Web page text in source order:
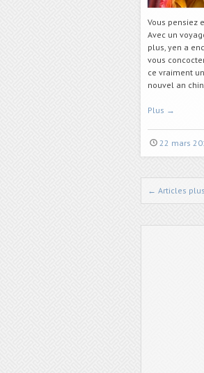
Vous pensiez
Avec un
plus, yen a
vous
ce vraiment
nouvel an
Plus →
22 mars
Naviguer dans
← Articles